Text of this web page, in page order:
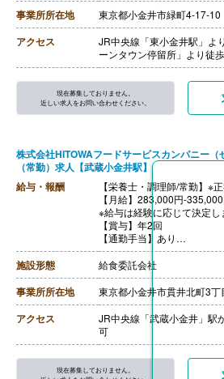
事業所所在地 東京都小金井市緑町4-17-10
アクセス
JR中央線「東小金井駅」よ
ーンタウン停留所」より徒
現在募集しておりません。
近しい求人をお問い合わせください。
株式会社HITOWAフードサービスカンパニー
（常勤）求人【武蔵小金井駅】
給与・報酬
【栄養士・調理師/常勤】※
【月給】283,000円-
※給与は経験に応じて決定し
【賞与】年2回
【通勤手当】あり
※公共交通機関:上限30,000
※マイカー通勤:片道2km以上
給）
【昇給】あり（年1回）
【退職金】あり
++++++++++++++++++++
【栄養士・調理師/常勤】※正
【月給】261,500円-
【賞与】年2回
施設形態 給食委託会社
事業所所在地 東京都小金井市貫井北町3丁
アクセス
JR中央線「武蔵小金井」駅
可
現在募集しておりません。